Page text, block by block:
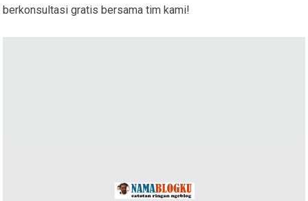
berkonsultasi gratis bersama tim kami!